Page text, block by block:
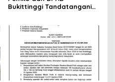
Bukittinggi Tandatangani
2026